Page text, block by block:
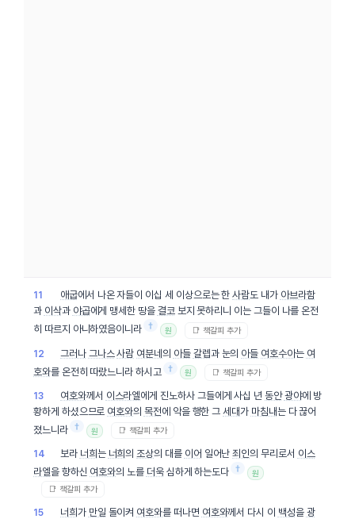
11 애굽에서 나온 자들이 이십 세 이상으로는 한사람도 내가 아브라함
과 이삭과 야곱에게 맹세한 땅을 결코보지 못하리니 이는 그들이 나를 온전
히 따르지 아니하였음이니라 † 원 📑 책갈피 추가
12 그러나 그나스사람 여분네의 아들 갈렙과 눈의 아들 여호수아는 여
호와를 온전히 따랐느니라 하시고 † 원 📑 책갈피 추가
13 여호와께서 이스라엘에게 진노하사 그들에게 사십 년동안 광야에 방
황하게 하셨으므로 여호와의 목전에 악을 행한 그세대가 마침내는 다 끊어
졌느니라 † 원 📑 책갈피 추가
14 보라 너희 는 너희의조상의 대를 이어 일어난죄인의 무리로서 이스
라엘을 향하신 여호와의 노를 더욱심하게 하는도다 † 원
📑 책갈피 추가
15 너희가 만일 돌이켜 여호와를 떠나면 여호와께서 다시 이 백성을 광